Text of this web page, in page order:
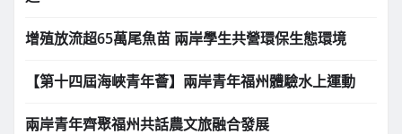
增殖放流超65萬尾魚苗 兩岸學生共營環保生態環境
【第十四屆海峽青年薈】兩岸青年福州體驗水上運動
兩岸青年齊聚福州共話農文旅融合發展